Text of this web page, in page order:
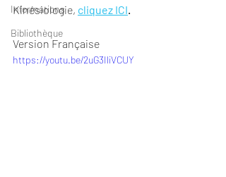
Informations
Bibliothèque
Kinésiologie, cliquez ICI.
Version Française
https://youtu.be/2uG3IliVCUY